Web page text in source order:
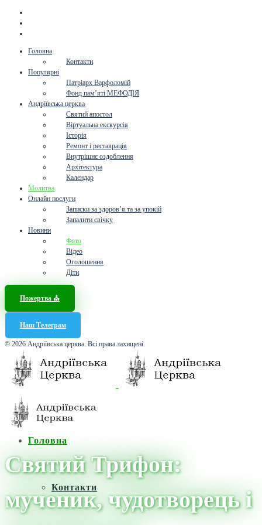
Головна
Контакти
Популярні
Патріарх Варфоломій
Фонд пам’яті МЕФОДІЯ
Андріївська церква
Святий апостол
Віртуальна екскурсія
Історія
Ремонт і реставрація
Внутрішнє оздоблення
Архітектура
Календар
Молитва
Онлайн послуги
Записки за здоров’я та за упокій
Запалити свічку
Новини
Фото
Відео
Оголошення
Діти
Пожертва ⛪️
Наш Телеграм
© 2026 Андріївська церква. Всі права захищені.
Головна
Контакти
Святий Трифон:
мученик, чудотворець і